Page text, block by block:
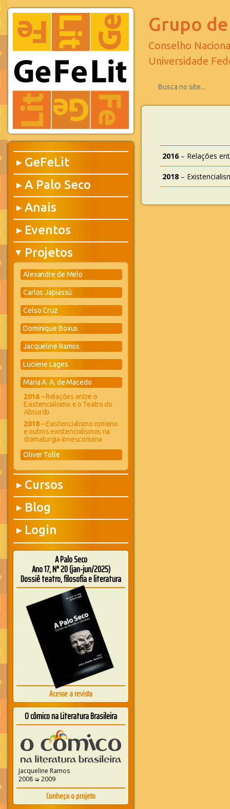
▶ GeFeLit
▶ A Palo Seco
▶ Anais
▶ Eventos
▶ Projetos
Alexandre de Melo
Carlos Japiassú
Celso Cruz
Dominique Boxus
Jacqueline Ramos
Luciene Lages
Maria A. A. de Macedo
2016– Relações entre o
Existencialismo e o Teatro do
Absurdo
2018– Existencialismo romeno
e outros existencialismos na
dramaturgia ionesconiana
Oliver Tolle
▶ Cursos
▶ Blog
▶ Login
A Palo Seco
Ano 17, N° 20 (jan-jun/2025)
Dossiê teatro, filosofia e literatura
Acesse a revista
O cômico na Literatura Brasileira
Jacqueline Ramos
2008 ➭ 2009
Conheça o projeto
Grupo
Conselho
Universidade
2016– Relações
2018 –